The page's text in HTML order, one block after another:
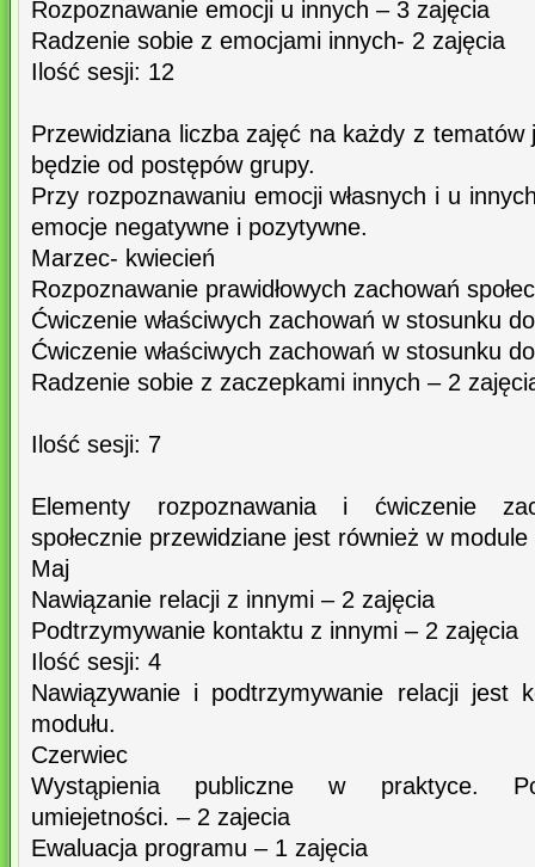
Rozpoznawanie emocji u innych – 3 zajęcia
Radzenie sobie z emocjami innych- 2 zajęcia
Ilość sesji: 12
Przewidziana liczba zajęć na każdy z
będzie od postępów grupy.
Przy rozpoznawaniu emocji własnych i u
emocje negatywne i pozytywne.
Marzec- kwiecień
Rozpoznawanie prawidłowych zachowań
Ćwiczenie właściwych zachowań w stosunku
Ćwiczenie właściwych zachowań w stosunku
Radzenie sobie z zaczepkami innych – 2
Ilość sesji: 7
Elementy rozpoznawania i ćwiczenie
społecznie przewidziane jest również w
Maj
Nawiązanie relacji z innymi – 2 zajęcia
Podtrzymywanie kontaktu z innymi – 2 zajęcia
Ilość sesji: 4
Nawiązywanie i podtrzymywanie relacji jest
modułu.
Czerwiec
Wystąpienia publiczne w praktyce.
umiejetności. – 2 zajecia
Ewaluacja programu – 1 zajęcia